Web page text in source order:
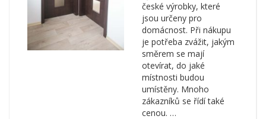
české výrobky, které
jsou určeny pro
domácnost. Při nákupu
je potřeba zvážit, jakým
směrem se mají
otevírat, do jaké
místnosti budou
umístěny. Mnoho
zákazníků se řídí také
cenou. …